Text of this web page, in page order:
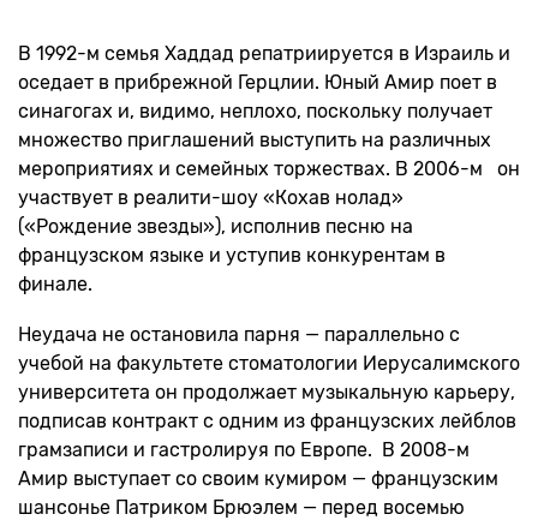
В 1992-м семья Хаддад репатриируется в Израиль и
оседает в прибрежной Герцлии. Юный Амир поет в
синагогах и, видимо, неплохо, поскольку получает
множество приглашений выступить на различных
мероприятиях и семейных торжествах. В 2006-м он
участвует в реалити-шоу «Кохав нолад»
(«Рождение звезды»), исполнив песню на
французском языке и уступив конкурентам в
финале.
Неудача не остановила парня — параллельно с
учебой на факультете стоматологии Иерусалимского
университета он продолжает музыкальную карьеру,
подписав контракт с одним из французских лейблов
грамзаписи и гастролируя по Европе. В 2008-м
Амир выступает со своим кумиром — французским
шансонье Патриком Брюэлем — перед восемью